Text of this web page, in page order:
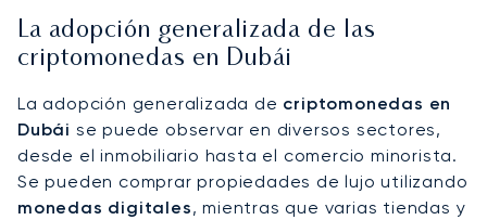
La adopción generalizada de las
criptomonedas en Dubái
La adopción generalizada de criptomonedas en
Dubái se puede observar en diversos sectores,
desde el inmobiliario hasta el comercio minorista.
Se pueden comprar propiedades de lujo utilizando
monedas digitales, mientras que varias tiendas y